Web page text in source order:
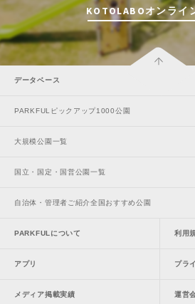
KOTOLABOオンライ
データベース
PARKFULピックアップ1000公園
大規模公園一覧
国立・国定・国営公園一覧
自治体・管理者ご紹介全国おすすめ公園
PARKFULについて
アプリ
メディア掲載実績
利用
プラ
運営